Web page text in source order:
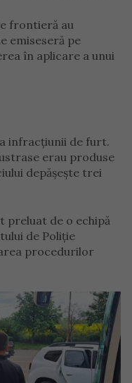
frontieră au
emiseseră pe
în aplicare a unui
infracțiunii de furt.
erau produse
depășește trei
preluat de o echipă
de Poliție
procedurilor